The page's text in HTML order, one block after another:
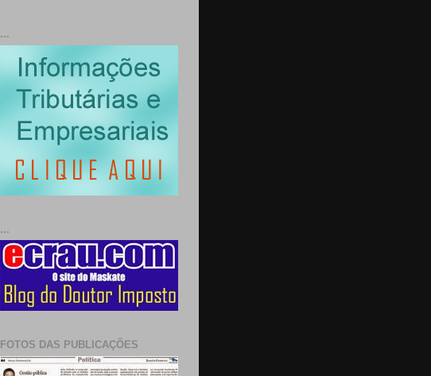
...
...
FOTOS DAS PUBLICAÇÕES